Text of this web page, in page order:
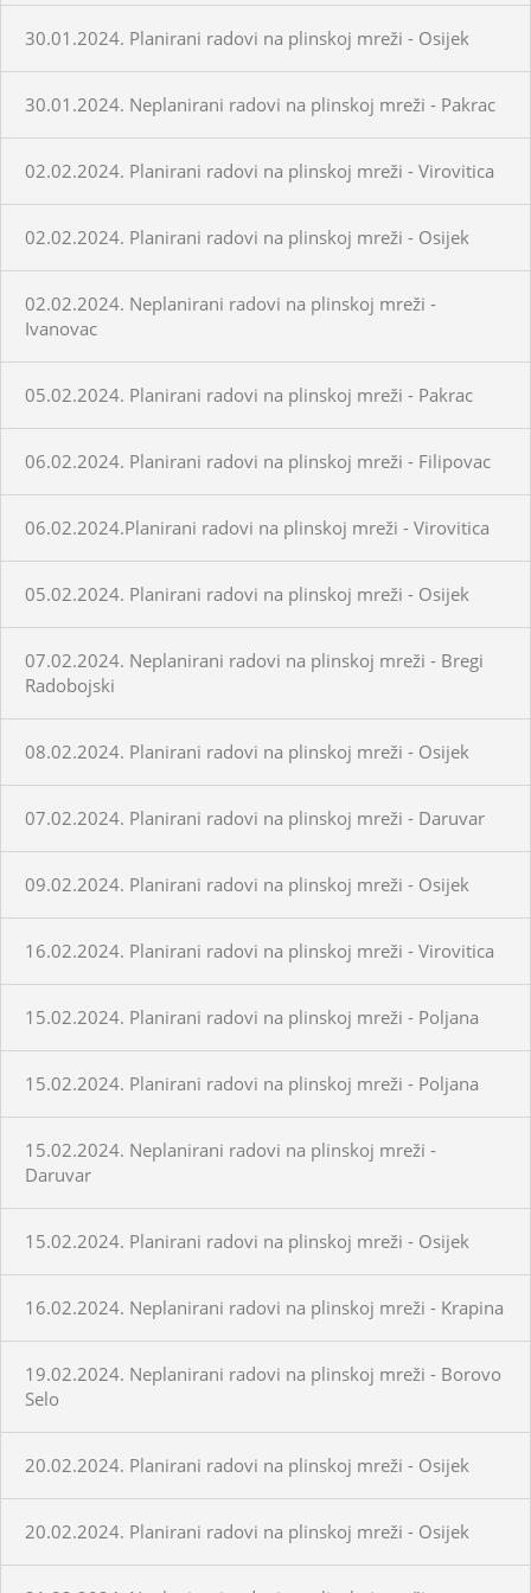
30.01.2024. Planirani radovi na plinskoj mreži - Osijek
30.01.2024. Neplanirani radovi na plinskoj mreži - Pakrac
02.02.2024. Planirani radovi na plinskoj mreži - Virovitica
02.02.2024. Planirani radovi na plinskoj mreži - Osijek
02.02.2024. Neplanirani radovi na plinskoj mreži -
Ivanovac
05.02.2024. Planirani radovi na plinskoj mreži - Pakrac
06.02.2024. Planirani radovi na plinskoj mreži - Filipovac
06.02.2024.Planirani radovi na plinskoj mreži - Virovitica
05.02.2024. Planirani radovi na plinskoj mreži - Osijek
07.02.2024. Neplanirani radovi na plinskoj mreži - Bregi
Radobojski
08.02.2024. Planirani radovi na plinskoj mreži - Osijek
07.02.2024. Planirani radovi na plinskoj mreži - Daruvar
09.02.2024. Planirani radovi na plinskoj mreži - Osijek
16.02.2024. Planirani radovi na plinskoj mreži - Virovitica
15.02.2024. Planirani radovi na plinskoj mreži - Poljana
15.02.2024. Planirani radovi na plinskoj mreži - Poljana
15.02.2024. Neplanirani radovi na plinskoj mreži -
Daruvar
15.02.2024. Planirani radovi na plinskoj mreži - Osijek
16.02.2024. Neplanirani radovi na plinskoj mreži - Krapina
19.02.2024. Neplanirani radovi na plinskoj mreži - Borovo
Selo
20.02.2024. Planirani radovi na plinskoj mreži - Osijek
20.02.2024. Planirani radovi na plinskoj mreži - Osijek